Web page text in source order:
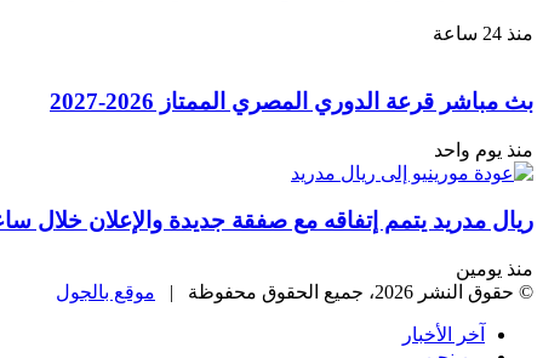
منذ 24 ساعة
بث مباشر قرعة الدوري المصري الممتاز 2026-2027
منذ يوم واحد
ريال مدريد يتمم إتفاقه مع صفقة جديدة والإعلان خلال
منذ يومين
© حقوق النشر 2026، جميع الحقوق محفوظة |
موقع بالجول
آخر الأخبار